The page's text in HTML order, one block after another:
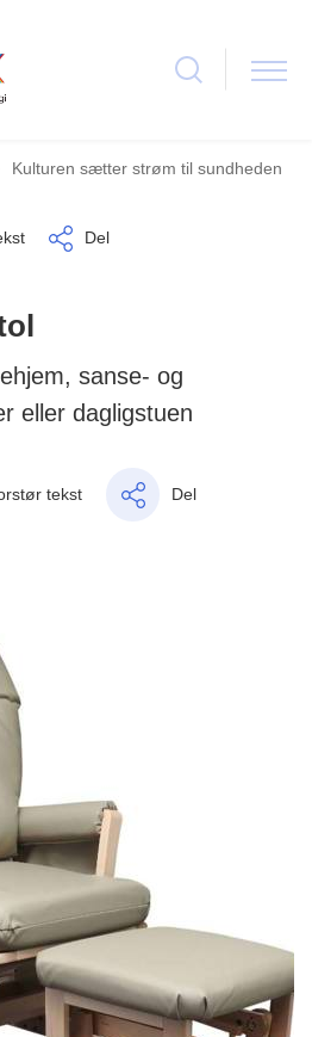
Tilbage til
Kulturen sætter strøm til sundheden
Del
sanse- og
eller dagligstuen
tekst Del